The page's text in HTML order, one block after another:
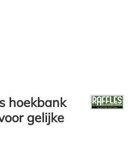
hoekbank
gelijke